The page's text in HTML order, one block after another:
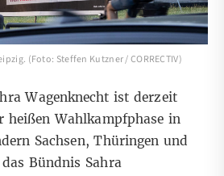
(Foto: Steffen Kutzner / CORRECTIV)
Wagenknecht ist derzeit
heißen Wahlkampfphase in
Sachsen, Thüringen und
Bündnis Sahra